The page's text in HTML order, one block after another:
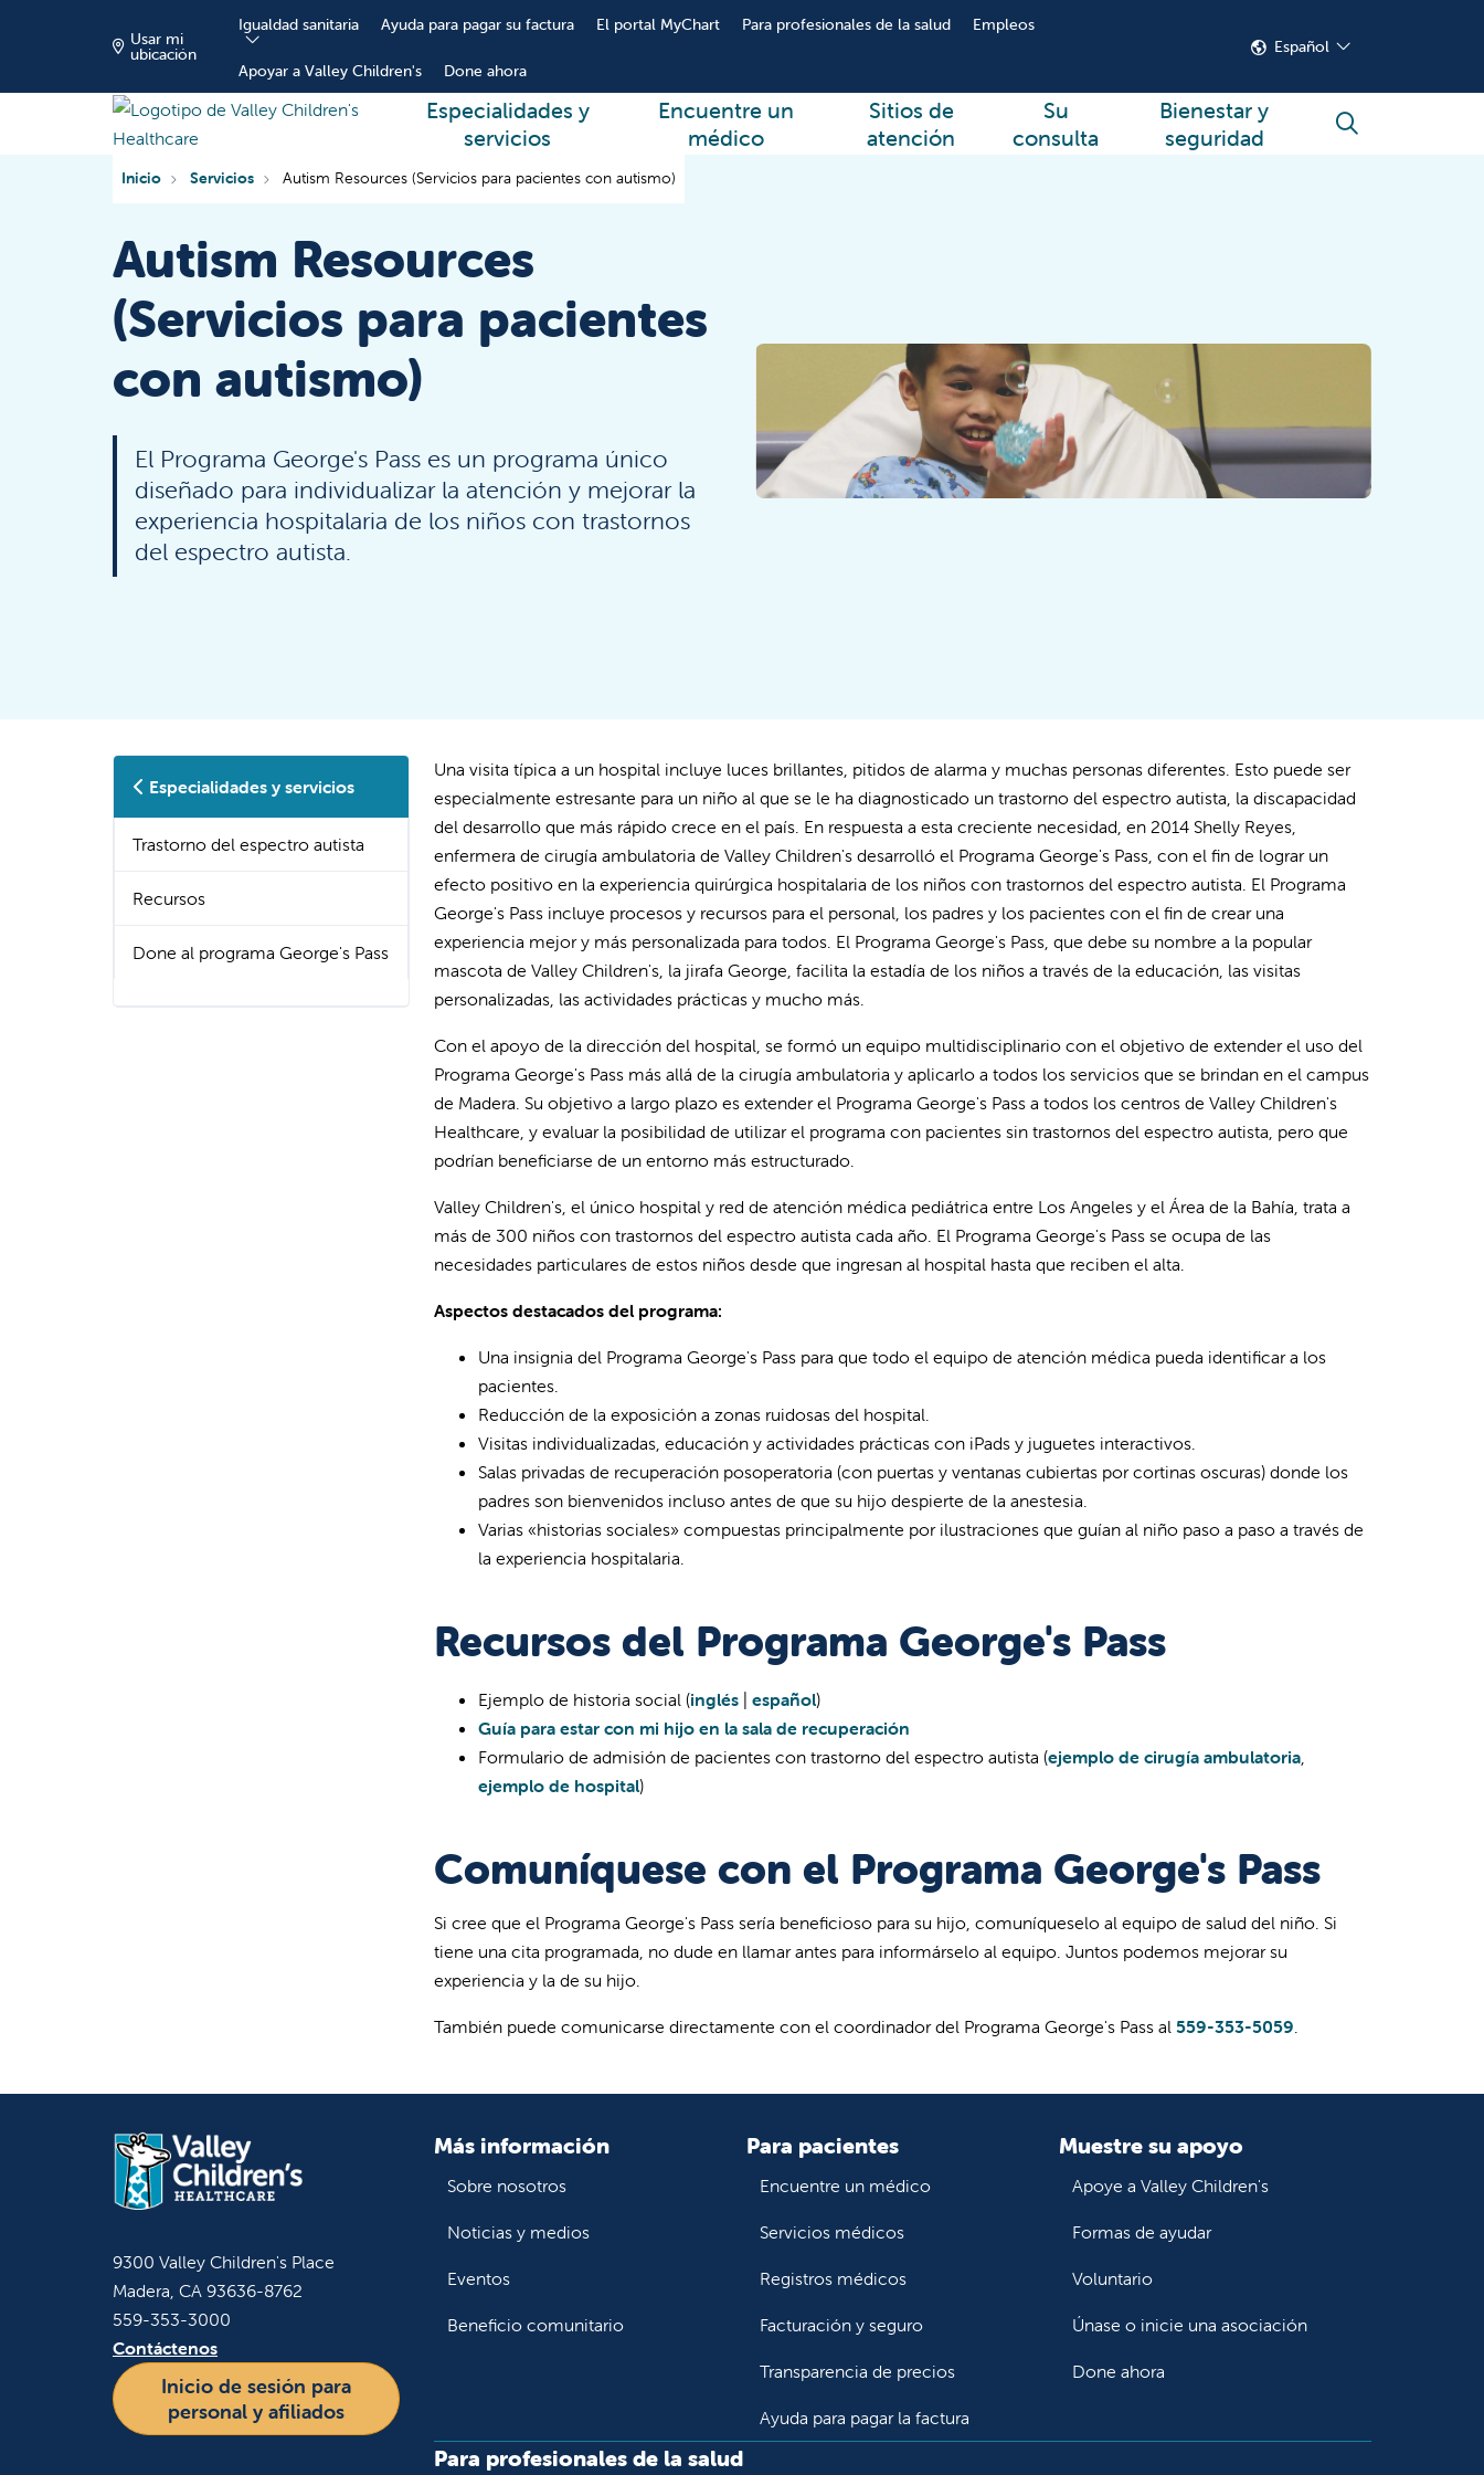
Usar mi
ubicación
Igualdad sanitaria Ayuda para pagar su factura El portal MyChart Para profesionales de la salud Empleos
Apoyar a Valley Children's Done ahora
Español
Especialidades y
servicios
Encuentre un
médico
Sitios de
atención
Su
consulta
Bienestar y
seguridad
buscar
Inicio Servicios Autism Resources (Servicios para pacientes con autismo)
Autism Resources
(Servicios para pacientes
con autismo)
El Programa George's Pass es un programa único
diseñado para individualizar la atención y mejorar la
experiencia hospitalaria de los niños con trastornos
del espectro autista.
Especialidades y servicios
Trastorno del espectro autista
Recursos
Done al programa George's Pass
Una visita típica a un hospital incluye luces brillantes, pitidos de alarma y muchas personas diferentes. Esto puede ser
especialmente estresante para un niño al que se le ha diagnosticado un trastorno del espectro autista, la discapacidad
del desarrollo que más rápido crece en el país. En respuesta a esta creciente necesidad, en 2014 Shelly Reyes,
enfermera de cirugía ambulatoria de Valley Children's desarrolló el Programa George's Pass, con el fin de lograr un
efecto positivo en la experiencia quirúrgica hospitalaria de los niños con trastornos del espectro autista. El Programa
George's Pass incluye procesos y recursos para el personal, los padres y los pacientes con el fin de crear una
experiencia mejor y más personalizada para todos. El Programa George's Pass, que debe su nombre a la popular
mascota de Valley Children's, la jirafa George, facilita la estadía de los niños a través de la educación, las visitas
personalizadas, las actividades prácticas y mucho más.
Con el apoyo de la dirección del hospital, se formó un equipo multidisciplinario con el objetivo de extender el uso del
Programa George's Pass más allá de la cirugía ambulatoria y aplicarlo a todos los servicios que se brindan en el campus
de Madera. Su objetivo a largo plazo es extender el Programa George's Pass a todos los centros de Valley Children's
Healthcare, y evaluar la posibilidad de utilizar el programa con pacientes sin trastornos del espectro autista, pero que
podrían beneficiarse de un entorno más estructurado.
Valley Children's, el único hospital y red de atención médica pediátrica entre Los Angeles y el Área de la Bahía, trata a
más de 300 niños con trastornos del espectro autista cada año. El Programa George's Pass se ocupa de las
necesidades particulares de estos niños desde que ingresan al hospital hasta que reciben el alta.
Aspectos destacados del programa:
Una insignia del Programa George's Pass para que todo el equipo de atención médica pueda identificar a los
pacientes.
Reducción de la exposición a zonas ruidosas del hospital.
Visitas individualizadas, educación y actividades prácticas con iPads y juguetes interactivos.
Salas privadas de recuperación posoperatoria (con puertas y ventanas cubiertas por cortinas oscuras) donde los
padres son bienvenidos incluso antes de que su hijo despierte de la anestesia.
Varias «historias sociales» compuestas principalmente por ilustraciones que guían al niño paso a paso a través de
la experiencia hospitalaria.
Recursos del Programa George's Pass
Ejemplo de historia social (inglés | español)
Guía para estar con mi hijo en la sala de recuperación
Formulario de admisión de pacientes con trastorno del espectro autista (ejemplo de cirugía ambulatoria
ejemplo de hospital)
Comuníquese con el Programa George's Pass
Si cree que el Programa George's Pass sería beneficioso para su hijo, comuníqueselo al equipo de salud del niño. Si
tiene una cita programada, no dude en llamar antes para informárselo al equipo. Juntos podemos mejorar su
experiencia y la de su hijo.
También puede comunicarse directamente con el coordinador del Programa George's Pass al 559-353-5059
9300 Valley Children's Place
Madera, CA 93636-8762
559-353-3000
Contáctenos
Inicio de sesión para
personal y afiliados
Más información
Sobre nosotros
Noticias y medios
Eventos
Beneficio comunitario
Para pacientes
Encuentre un médico
Servicios médicos
Registros médicos
Facturación y seguro
Transparencia de precios
Ayuda para pagar la factura
Muestre su apoyo
Apoye a Valley Children's
Formas de ayudar
Voluntario
Únase o inicie una asociación
Done ahora
Para profesionales de la salud